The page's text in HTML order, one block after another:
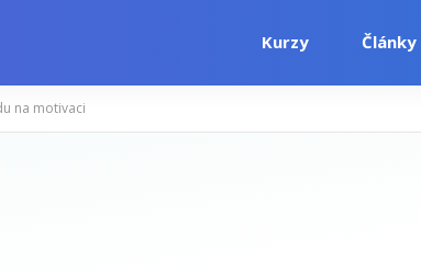
Kurzy Články
Počítačové kurzy
na motivaci